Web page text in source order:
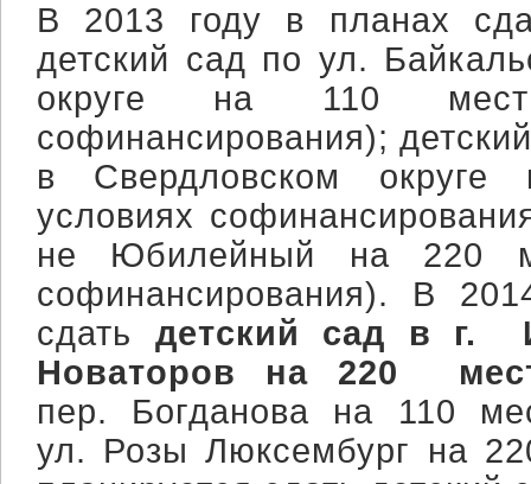
В 2013 году в планах
детский сад по ул.
округе на 110
софинансирования);
в Свердловском
условиях
не Юбилейный на 220
софинансирования). В
сдать детский сад в г.
Новаторов на 220
пер. Богданова на 110
ул. Розы Люксембург на